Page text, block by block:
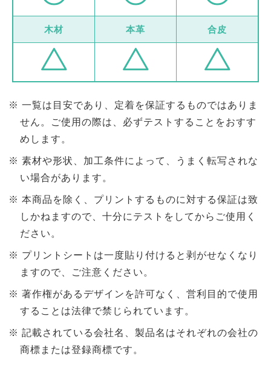
木材 本革 合皮
一覧は目安であり、定着を保証するものではありま
せん。ご使用の際は、必ずテストすることをおすす
めします。
素材や形状、加工条件によって、うまく転写されな
い場合があります。
本商品を除く、プリントするものに対する保証は致
しかねますので、十分にテストをしてからご使用く
ださい。
プリントシートは一度貼り付けると剥がせなくなり
ますので、ご注意ください。
著作権があるデザインを許可なく、営利目的で使用
することは法律で禁じられています。
記載されている会社名、製品名はそれぞれの会社の
商標または登録商標です。